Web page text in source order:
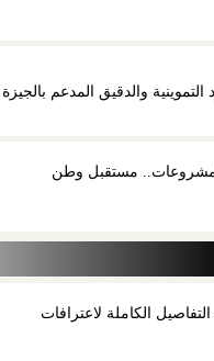
والدقيق المدعم بالجيزة
المشروعات.. مستقبل وطن
الكاملة لاعترافات